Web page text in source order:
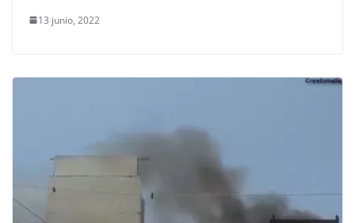
13 junio, 2022